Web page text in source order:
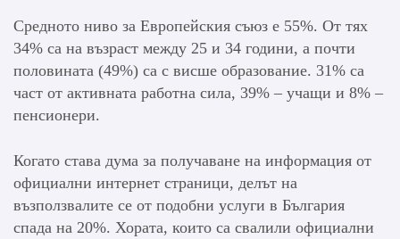
Средното ниво за Европейския съюз е 55%. От тях
34% са на възраст между 25 и 34 години, а почти
половината (49%) са с висше образование. 31% са
част от активната работна сила, 39% – учащи и 8% –
пенсионери.
Когато става дума за получаване на информация от
официални интернет страници, делът на
възползвалите се от подобни услуги в България
спада на 20%. Хората, които са свалили официални